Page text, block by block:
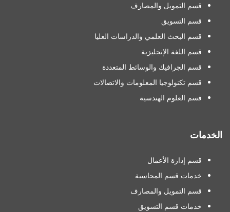
قسم التمويل والمصارف
قسم التسويق
قسم البحث العلمي والدراسات العليا
قسم اللغة الإنجليزية
قسم الجرافيك والوسائط المتعددة
قسم تكنولوجيا المعلومات والاتصالات
قسم العلوم الهندسية
الخدمات
قسم إدارة الأعمال
خدمات قسم المحاسبة
قسم التمويل والمصارف
خدمات قسم التسويق